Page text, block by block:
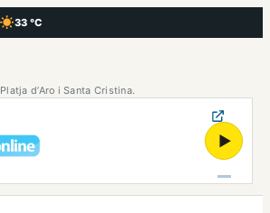
33 °C
, Cel serè
d’Aro i Santa Cristina.
▶